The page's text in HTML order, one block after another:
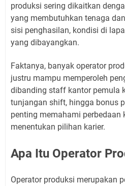
produksi sering dikaitkan
yang membutuhkan tenaga
sisi penghasilan, kondisi di
yang dibayangkan.
Faktanya, banyak operator
justru mampu memperoleh
dibanding staff kantor pemula
tunjangan shift, hingga bonus
penting memahami perbedaan
menentukan pilihan karier.
Apa Itu Operator
Operator produksi merupakan